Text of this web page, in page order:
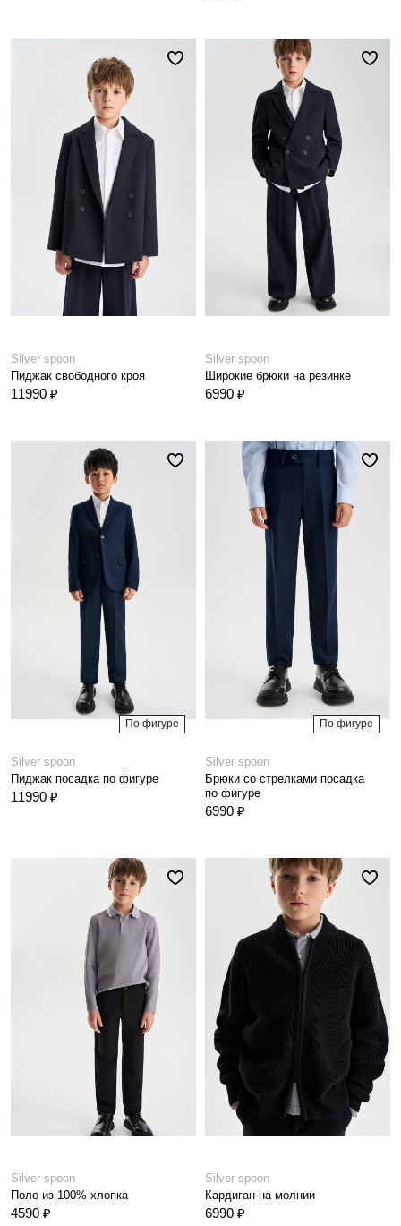
Silver spoon
Пиджак свободного кроя
11990 ₽
Silver spoon
Широкие брюки на резинке
6990 ₽
По фигуре
Silver spoon
Пиджак посадка по фигуре
11990 ₽
По фигуре
Silver spoon
Брюки со стрелками посадка
по фигуре
6990 ₽
Silver spoon
Поло из 100% хлопка
4590 ₽
Silver spoon
Кардиган на молнии
6990 ₽